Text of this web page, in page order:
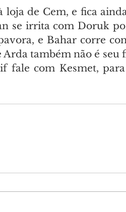
loja de Cem, e fica
se irrita com Doruk
e Bahar corre
também não é
fale com Kesmet,